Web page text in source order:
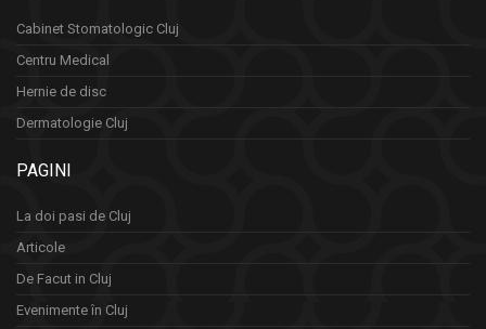
Cabinet Stomatologic Cluj
Centru Medical
Hernie de disc
Dermatologie Cluj
PAGINI
La doi pasi de Cluj
Articole
De Facut in Cluj
Evenimente în Cluj